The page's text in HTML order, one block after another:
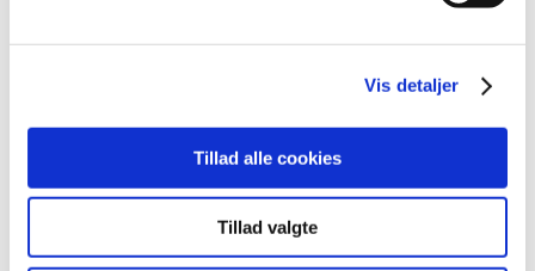
Vis detaljer
Tillad alle cookies
Tillad valgte
2010 (7)
2006 (9)